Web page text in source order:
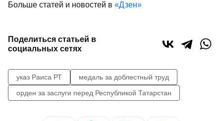
Больше статей и новостей в «Дзен»
Поделиться статьей в
социальных сетях
указ Раиса РТ
медаль за доблестный труд
орден за заслуги перед Республикой Татарстан